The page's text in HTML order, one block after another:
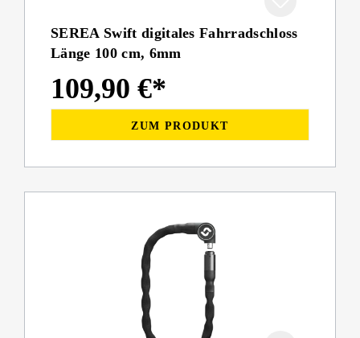
SEREA Swift digitales Fahrradschloss
Länge 100 cm, 6mm
109,90 €*
ZUM PRODUKT